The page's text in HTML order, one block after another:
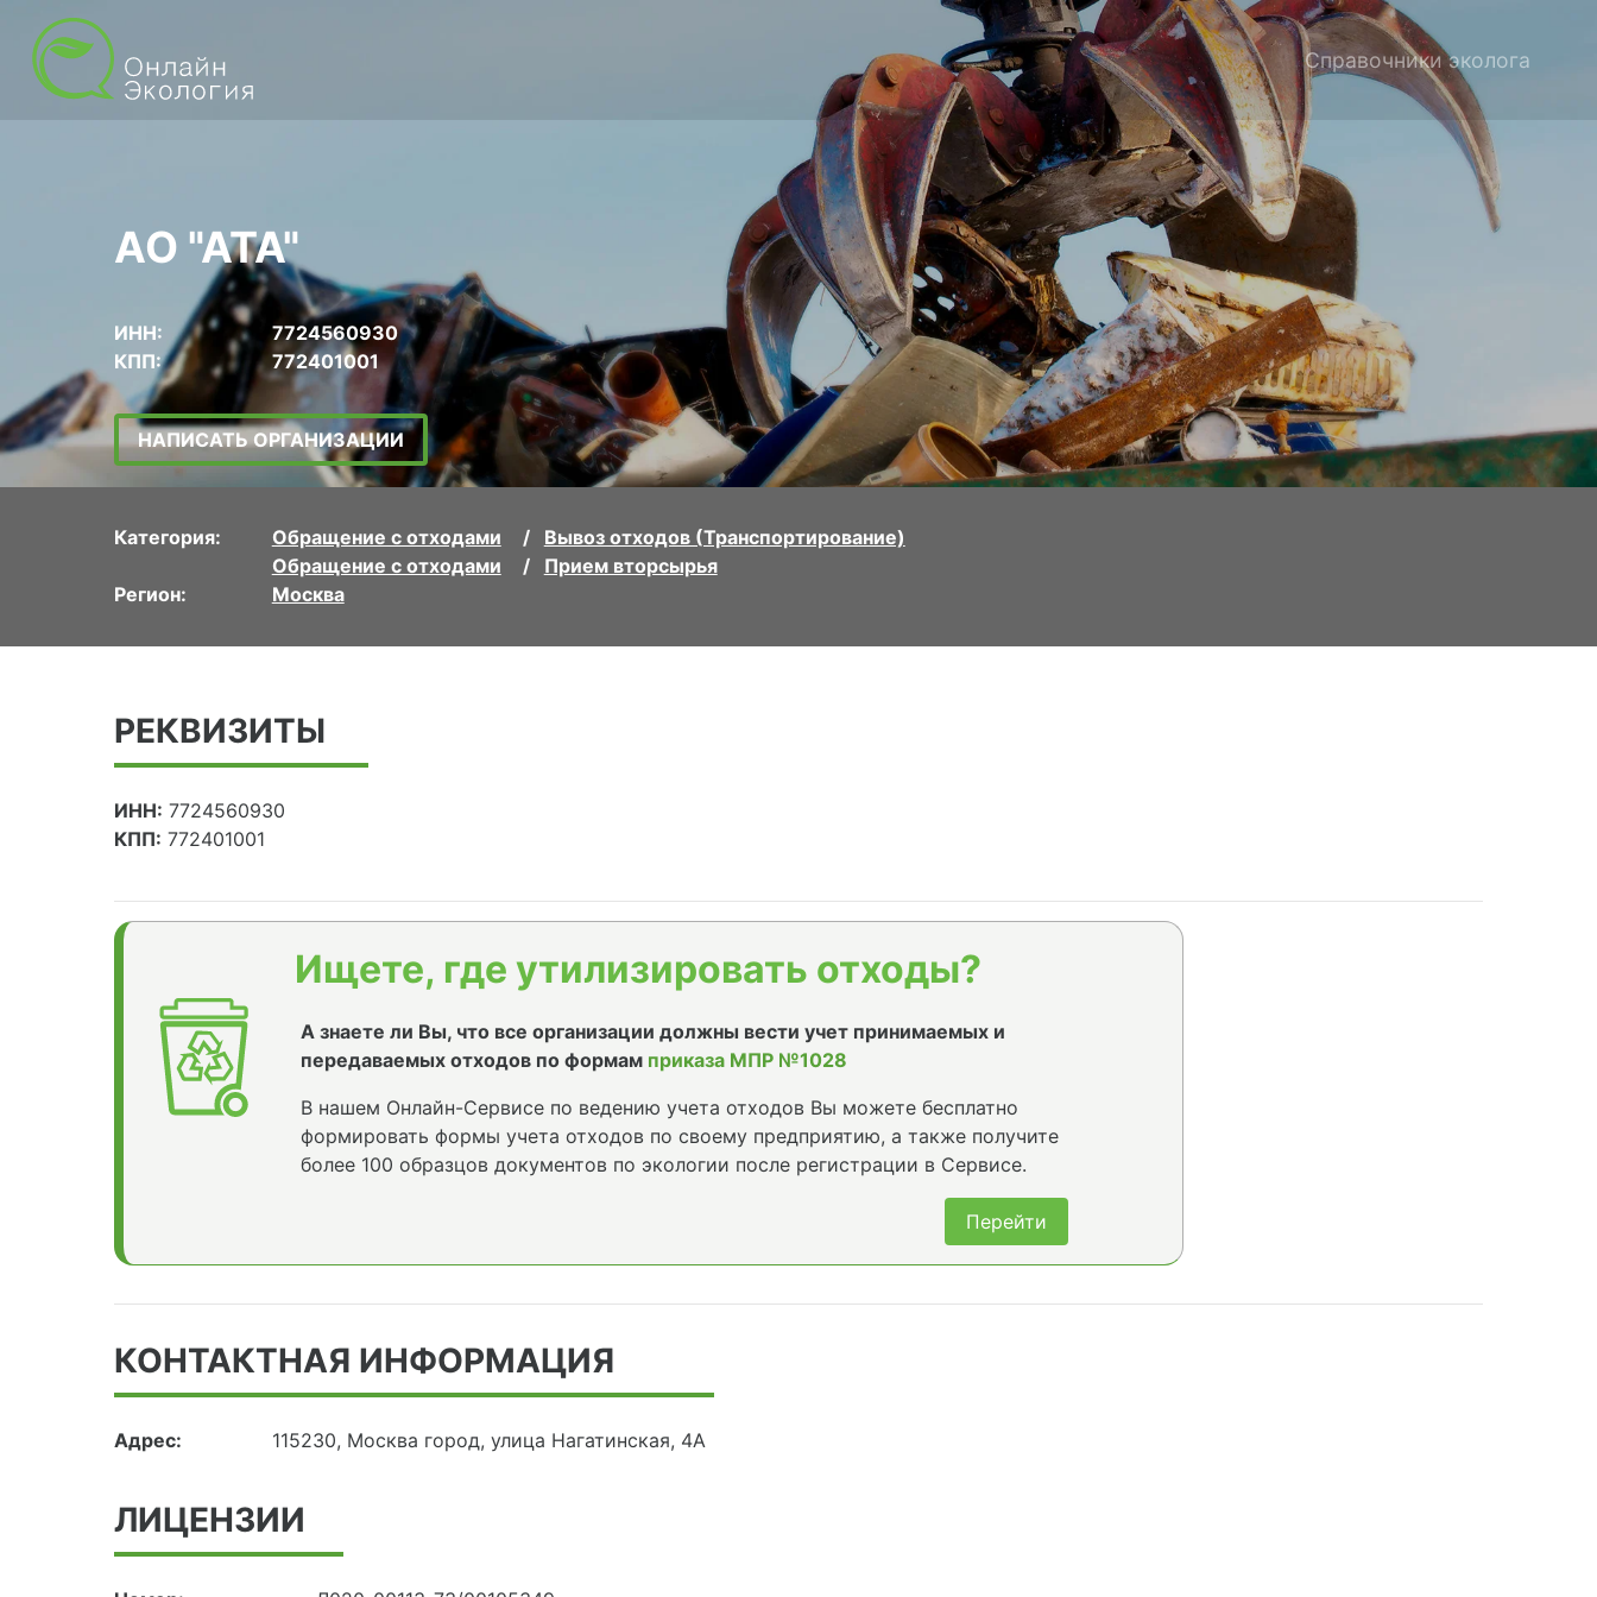
Справочники эколога
АО "АТА"
ИНН:
7724560930
КПП:
772401001
НАПИСАТЬ ОРГАНИЗАЦИИ
Категория: Обращение с отходами
Вывоз отходов (Транспортирование)
Обращение с отходами
Прием вторсырья
Регион:
Москва
РЕКВИЗИТЫ
ИНН: 7724560930
КПП: 772401001
Ищете, где утилизировать отходы?
А знаете ли Вы, что все организации должны вести учет принимаемых и
передаваемых отходов по формам приказа МПР №1028
В нашем Онлайн-Сервисе по ведению учета отходов Вы можете бесплатно
формировать формы учета отходов по своему предприятию, а также получите
более 100 образцов документов по экологии после регистрации в Сервисе.
Перейти
КОНТАКТНАЯ ИНФОРМАЦИЯ
Адрес: 115230, Москва город, улица Нагатинская, 4А
ЛИЦЕНЗИИ